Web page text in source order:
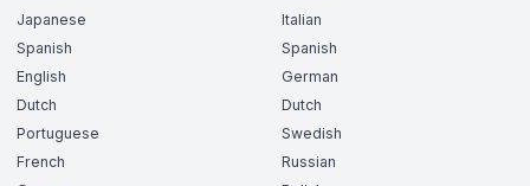
Japanese
Spanish
English
Dutch
Portuguese
French
Italian
Spanish
German
Dutch
Swedish
Russian